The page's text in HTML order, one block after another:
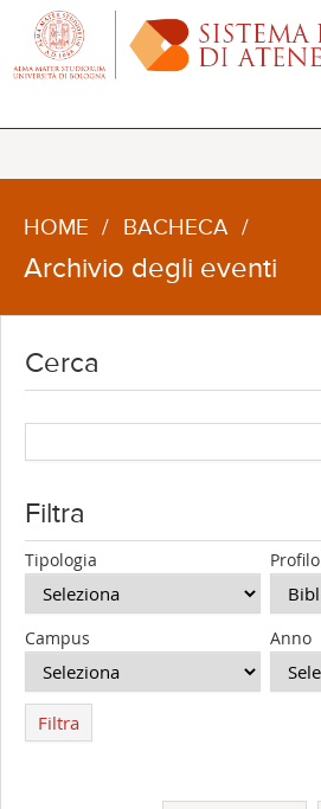
HOME / BACHECA /
Archivio degli eventi
Cerca
Filtra
Tipologia Profilo
Campus Anno
Filtra